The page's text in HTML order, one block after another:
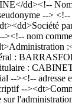
dd><!--
-->
><!-- nom
:
:
--><!-- adresse
--